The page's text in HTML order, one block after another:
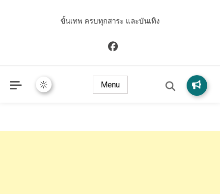
ขั้นเทพ ครบทุกสาระ และบันเทิง
Menu